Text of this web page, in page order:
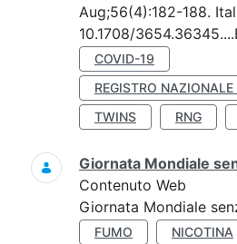
Aug;56(4):182-188.
10.1708/
COVID-19
REGISTRO NAZIONALE
TWINS
RNG
Giornata Mondiale
Contenuto Web
Giornata Mondiale
FUMO NICOTINA